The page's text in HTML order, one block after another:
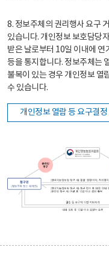
8. 정보주체의 권리행사 요구
있습니다. 개인정보 보호담당
받은 날로부터 10일 이내에 연
등을 통지합니다. 정보주체는
불복이 있는 경우 개인정보 열
수 있습니다.
개인정보 열람 등 요구결정